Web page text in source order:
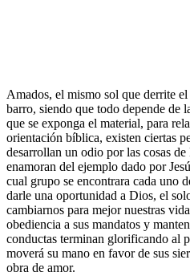
Amados, el mismo sol que derrite
barro, siendo que todo depende de
que se exponga el material, para
orientación bíblica, existen ciertas
desarrollan un odio por las cosas
enamoran del ejemplo dado por
cual grupo se encontrara cada uno
darle una oportunidad a Dios, el
cambiarnos para mejor nuestras
obediencia a sus mandatos y
conductas terminan glorificando al
moverá su mano en favor de sus
obra de amor.